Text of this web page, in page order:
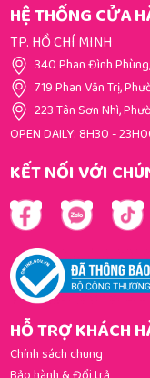
HỆ THỐNG CỬA
TP. HỒ CHÍ MINH
340 Phan Đình
719 Phan Văn Trị,
223 Tân Sơn Nhì,
OPEN DAILY: 8H30 -
KẾT NỐI VỚI
HỖ TRỢ KHÁCH
Chính sách chung